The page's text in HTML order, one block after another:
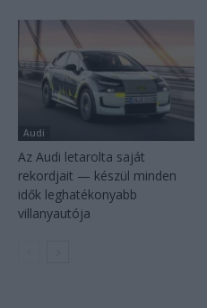
Audi
Az Audi letarolta saját
rekordjait — készül minden
idők leghatékonyabb
villanyautója